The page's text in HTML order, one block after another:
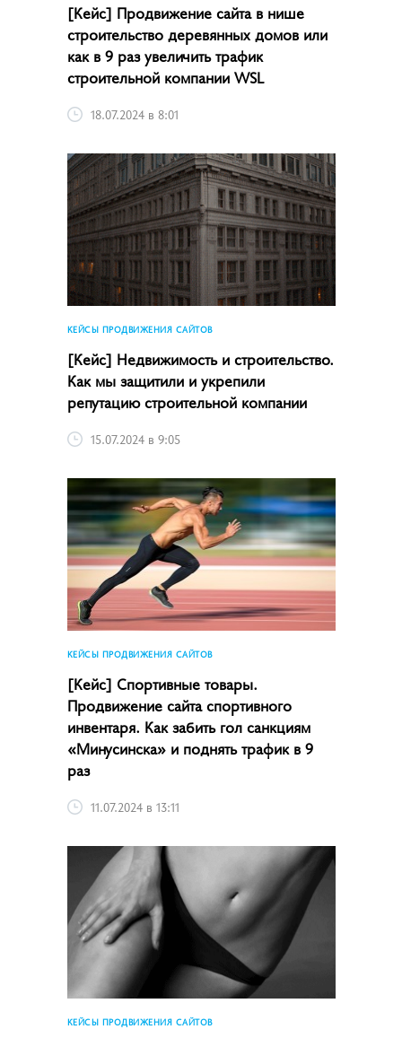
[Кейс] Продвижение сайта в нише
строительство деревянных домов или
как в 9 раз увеличить трафик
строительной компании WSL
18.07.2024 в 8:01
КЕЙСЫ ПРОДВИЖЕНИЯ САЙТОВ
[Кейс] Недвижимость и строительство.
Как мы защитили и укрепили
репутацию строительной компании
15.07.2024 в 9:05
КЕЙСЫ ПРОДВИЖЕНИЯ САЙТОВ
[Кейс] Спортивные товары.
Продвижение сайта спортивного
инвентаря. Как забить гол санкциям
«Минусинска» и поднять трафик в 9
раз
11.07.2024 в 13:11
КЕЙСЫ ПРОДВИЖЕНИЯ САЙТОВ